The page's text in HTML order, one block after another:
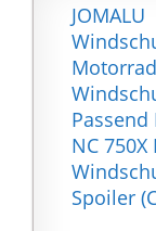
JOMALU
Passend
NC
Spoiler